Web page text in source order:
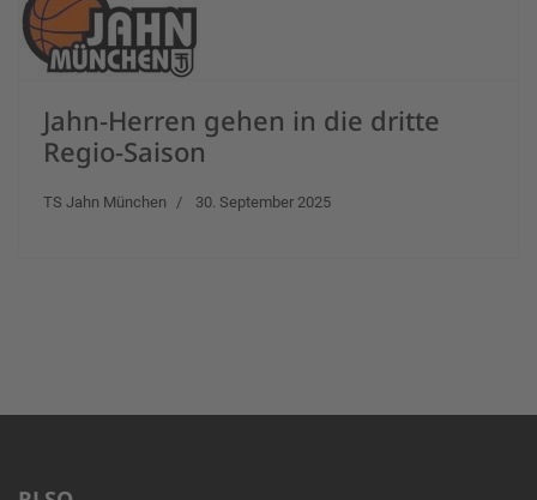
Jahn-Herren gehen in die dritte
Regio-Saison
TS Jahn München 30. September 2025